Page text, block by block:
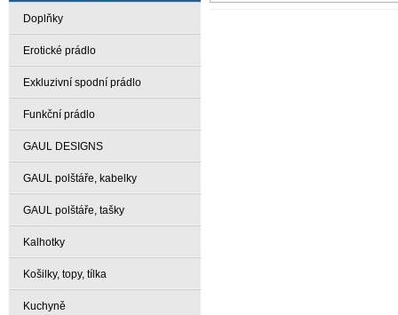
Doplňky
Erotické prádlo
Exkluzivní spodní prádlo
Funkční prádlo
GAUL DESIGNS
GAUL polštáře, kabelky
GAUL polštáře, tašky
Kalhotky
Košilky, topy, tílka
Kuchyně